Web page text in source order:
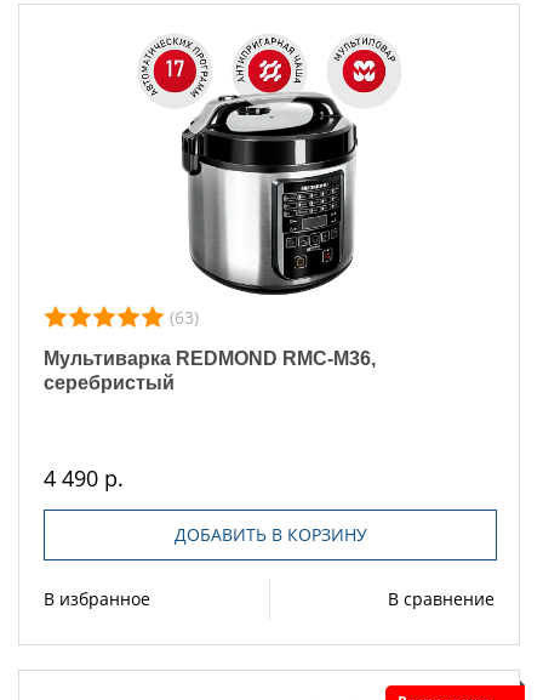
(63)
Мультиварка REDMOND RMC-M36,
серебристый
4 490 р.
ДОБАВИТЬ В КОРЗИНУ
В избранное В сравнение